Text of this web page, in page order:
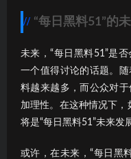
“每日黑料51”的
未来，“每日黑料51”是
一个值得讨论的话题。
料越来越多，而公众对
加理性。在这种情况下，
将是“每日黑料51”未来发
或许，在未来，“每日黑